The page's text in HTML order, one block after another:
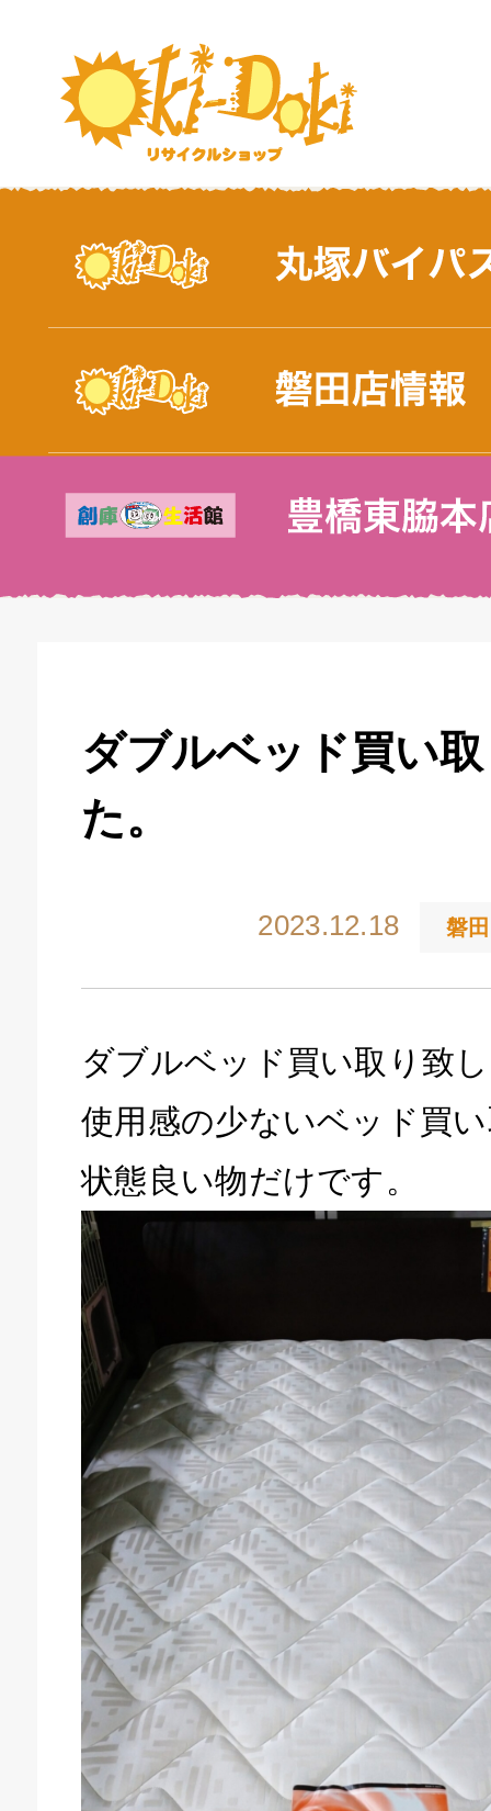
ダブルベッド買い
た。
2023.12.18 磐
ダブルベッド買い取り致
使用感の少ないベッド買
状態良い物だけです。
ドキ 磐田店
生活館 豊橋東脇本店